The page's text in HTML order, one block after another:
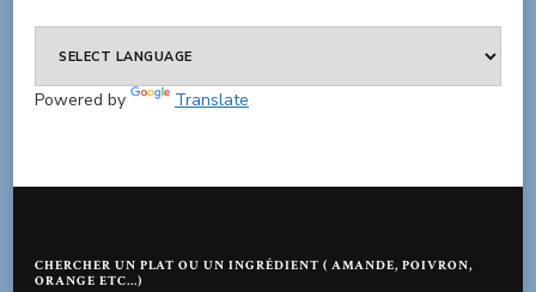
Powered by Translate
CHERCHER UN PLAT OU UN INGRÉDIENT ( AMANDE, POIVRON,
ORANGE ETC…)